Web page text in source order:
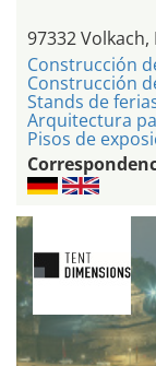
97332 Volkach,
Construcción
Construcción
Stands de
Arquitectura
Pisos de